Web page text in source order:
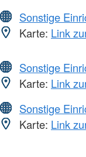
Sonstige
Karte: Link
Sonstige
Karte: Link
Sonstige
Karte: Link